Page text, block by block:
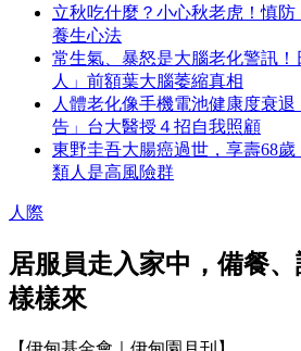
立秋吃什麼？小心秋老虎！慎
養生心法
常生氣、暴怒是大腦老化警訊
人」前額葉大腦萎縮真相
人體老化像手機電池健康度衰
告」台大醫授４招自我照顧
東野圭吾大腸癌過世，享壽68歲
類人是高風險群
人際
居服員走入家中，備餐
樣樣來